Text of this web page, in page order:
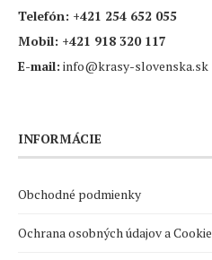
Telefón: +421 254 652 055
Mobil: +421 918 320 117
E-mail: info@krasy-slovenska.sk
INFORMÁCIE
Obchodné podmienky
Ochrana osobných údajov a Cookie